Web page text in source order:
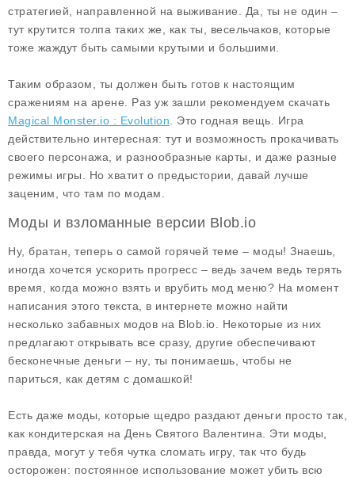
стратегией, направленной на выживание. Да, ты не один –
тут крутится толпа таких же, как ты, весельчаков, которые
тоже жаждут быть самыми крутыми и большими.
Таким образом, ты должен быть готов к настоящим
сражениям на арене. Раз уж зашли рекомендуем скачать
Magical Monster.io : Evolution . Это годная вещь. Игра
действительно интересная: тут и возможность прокачивать
своего персонажа, и разнообразные карты, и даже разные
режимы игры. Но хватит о предыстории, давай лучше
заценим, что там по модам.
Моды и взломанные версии Blob.io
Ну, братан, теперь о самой горячей теме – моды! Знаешь,
иногда хочется ускорить прогресс – ведь зачем ведь терять
время, когда можно взять и врубить мод меню? На момент
написания этого текста, в интернете можно найти
несколько забавных модов на Blob.io. Некоторые из них
предлагают открывать все сразу, другие обеспечивают
бесконечные деньги – ну, ты понимаешь, чтобы не
париться, как детям с домашкой!
Есть даже моды, которые щедро раздают деньги просто так,
как кондитерская на День Святого Валентина. Эти моды,
правда, могут у тебя чутка сломать игру, так что будь
осторожен: постоянное использование может убить всю